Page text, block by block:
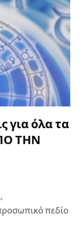
για όλα τα
ΤΗΝ
πεδίο